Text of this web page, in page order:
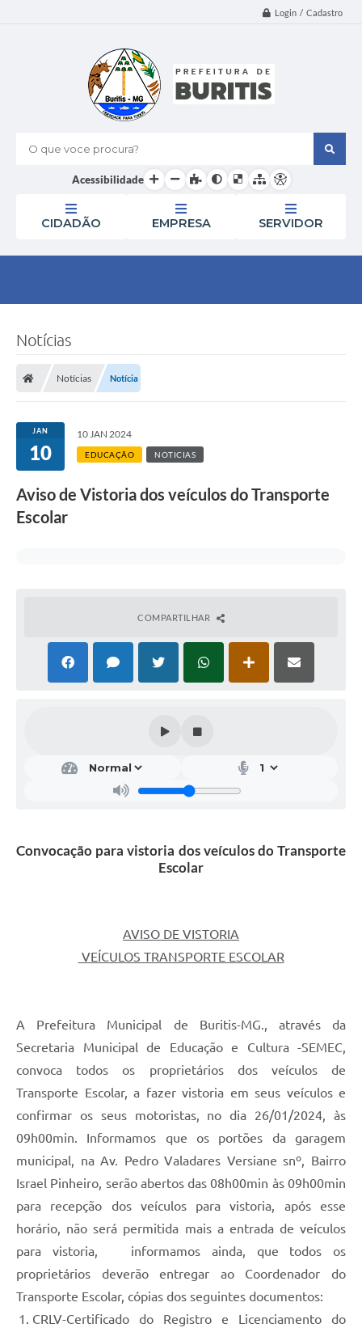
Login / Cadastro
O que voce procura?
Acessibilidade
CIDADÃO EMPRESA SERVIDOR
Notícias
Notícias Notícia
JAN
10
10 JAN 2024
EDUCAÇÃO NOTICIAS
Aviso de Vistoria dos veículos do Transporte
Escolar
COMPARTILHAR
Convocação para vistoria dos veículos do Transporte
Escolar
AVISO DE VISTORIA
VEÍCULOS TRANSPORTE ESCOLAR
A Prefeitura Municipal de Buritis-MG., através da
Secretaria Municipal de Educação e Cultura -SEMEC,
convoca todos os proprietários dos veículos de
Transporte Escolar, a fazer vistoria em seus veículos e
confirmar os seus motoristas, no dia 26/01/2024, às
09h00min. Informamos que os portões da garagem
municipal, na Av. Pedro Valadares Versiane snº, Bairro
Israel Pinheiro, serão abertos das 08h00min às 09h00min
para recepção dos veículos para vistoria, após esse
horário, não será permitida mais a entrada de veículos
para vistoria, informamos ainda, que todos os
proprietários deverão entregar ao Coordenador do
Transporte Escolar, cópias dos seguintes documentos:
CRLV-Certificado do Registro e Licenciamento do